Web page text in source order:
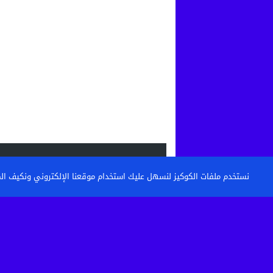
القنيطرة: تكوين حراس الأمن وأعوان
خطوة نحو مستشفى أكثر...
نستخدم ملفات الكوكيز لنسهل عليك استخدام موقعنا الإلكتروني ونكيف